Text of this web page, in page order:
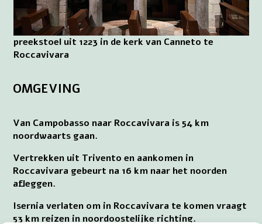
preekstoel uit 1223 in de kerk van Canneto te
Roccavivara
OMGEVING
Van Campobasso naar Roccavivara is 54 km
noordwaarts gaan.
Vertrekken uit Trivento en aankomen in
Roccavivara gebeurt na 16 km naar het noorden
afleggen.
Isernia verlaten om in Roccavivara te komen vraagt
53 km reizen in noordoostelijke richting.